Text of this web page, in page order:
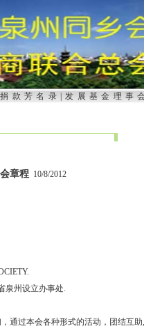
款芳名录 |发展基金理事
章程 10/8/2012
泉州设立办事处.
通过本会各种形式的活动，团结互